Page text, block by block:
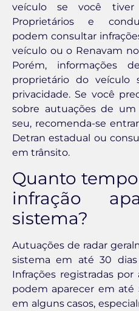
veículo se você tiver
Proprietários e
podem consultar
veículo ou o Renavam
Porém, informações
proprietário do veículo
privacidade. Se você
sobre autuações de
seu, recomenda-se
Detran estadual ou
em trânsito.
Quanto
infração
sistema?
Autuações de radar
sistema em até 30 dias
Infrações registradas
podem aparecer em até
em alguns casos,